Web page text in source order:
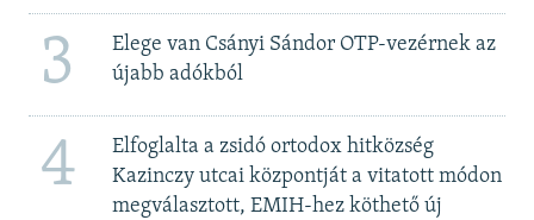
3
Elege van Csányi Sándor OTP-vezérnek az
újabb adókból
4
Elfoglalta a zsidó ortodox hitközség
Kazinczy utcai központját a vitatott módon
megválasztott, EMIH-hez köthető új